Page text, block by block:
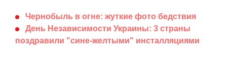
Чернобыль в огне: жуткие фото бедствия
День Независимости Украины: 3 страны
поздравили "сине-желтыми" инсталляциями